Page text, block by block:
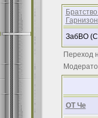
ЗабВО
Переход
ОТ Че